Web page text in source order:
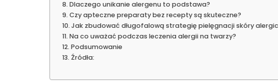
Dlaczego unikanie alergenu to podstawa?
Czy apteczne preparaty bez recepty są skuteczne?
Jak zbudować długofalową strategię pielęgnacji skóry
Na co uważać podczas leczenia alergii na twarzy?
Podsumowanie
Źródła: